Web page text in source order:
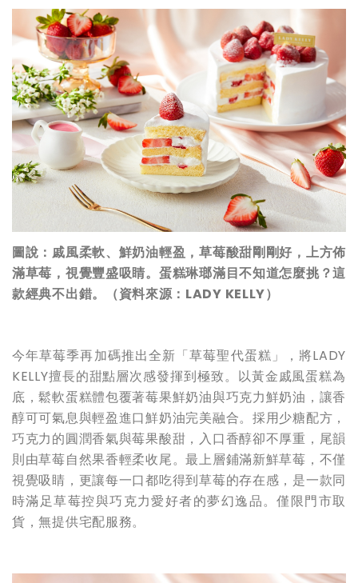
圖說：戚風柔軟、鮮奶油輕盈，草莓酸甜剛剛好，上方佈
滿草莓，視覺豐盛吸睛。蛋糕琳瑯滿目不知道怎麼挑？這
款經典不出錯。（資料來源：LADY KELLY）
今年草莓季再加碼推出全新「草莓聖代蛋糕」，將LADY
KELLY擅長的甜點層次感發揮到極致。以黃金戚風蛋糕為
底，鬆軟蛋糕體包覆著莓果鮮奶油與巧克力鮮奶油，讓香
醇可可氣息與輕盈進口鮮奶油完美融合。採用少糖配方，
巧克力的圓潤香氣與莓果酸甜，入口香醇卻不厚重，尾韻
則由草莓自然果香輕柔收尾。最上層鋪滿新鮮草莓，不僅
視覺吸睛，更讓每一口都吃得到草莓的存在感，是一款同
時滿足草莓控與巧克力愛好者的夢幻逸品。僅限門市取
貨，無提供宅配服務。